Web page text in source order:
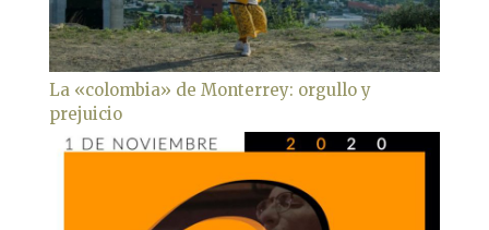
La «colombia» de Monterrey: orgullo y
prejuicio